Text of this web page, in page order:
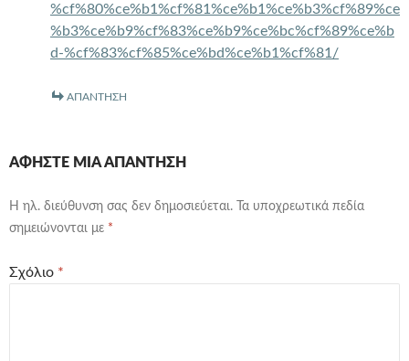
%cf%80%ce%b1%cf%81%ce%b1%ce%b3%cf%89%ce
%b3%ce%b9%cf%83%ce%b9%ce%bc%cf%89%ce%b
d-%cf%83%cf%85%ce%bd%ce%b1%cf%81/
ΑΠΆΝΤΗΣΗ
ΑΦΉΣΤΕ ΜΙΑ ΑΠΆΝΤΗΣΗ
Η ηλ. διεύθυνση σας δεν δημοσιεύεται.
Τα υποχρεωτικά πεδία
σημειώνονται με *
Σχόλιο *